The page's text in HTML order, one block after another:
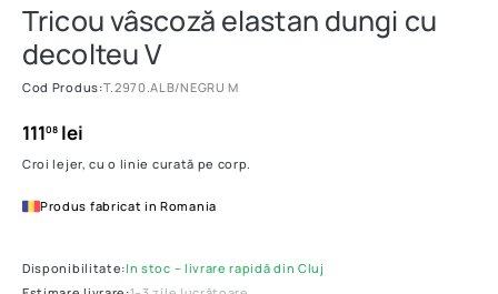
Tricou vâscoză elastan dungi cu
decolteu V
Cod Produs:T.2970.ALB/NEGRU M
11108lei
Croi lejer, cu o linie curată pe corp.
Produs fabricat in Romania
Disponibilitate:In stoc – livrare rapidă din Cluj